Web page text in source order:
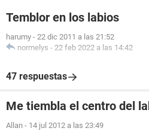
Temblor en los labios
harumy - 22 dic 2011 a las 21:52
normelys - 22 feb 2022 a las 14:42
47 respuestas
Me tiembla el centro del
Allan - 14 jul 2012 a las 23:49